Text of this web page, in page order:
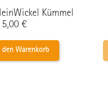
Kümmel
Preis
5,00 €
den Warenkorb